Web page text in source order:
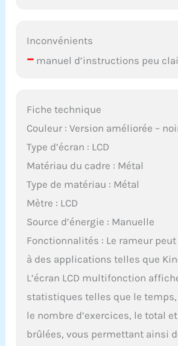
disposition.
Inconvénients
– manuel d’instructions peu
Fiche technique
Couleur : Version améliorée –
Type d’écran : LCD
Matériau du cadre : Métal
Type de matériau : Métal
Mètre : LCD
Source d’énergie : Manuelle
Fonctionnalités : Le rameur
à des applications telles que
L’écran LCD multifonction
statistiques telles que le
le nombre d’exercices, le total
brûlées, vous permettant ainsi